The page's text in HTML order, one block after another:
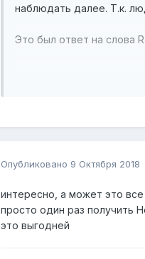
наблюдать далее. Т.к.
Это был ответ на слова
Опубликовано 9 Октября 2018
интересно, а может это
просто один раз получить
это выгодней